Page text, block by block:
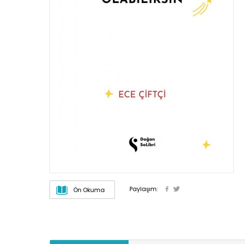
Ön Okuma Paylaşım: